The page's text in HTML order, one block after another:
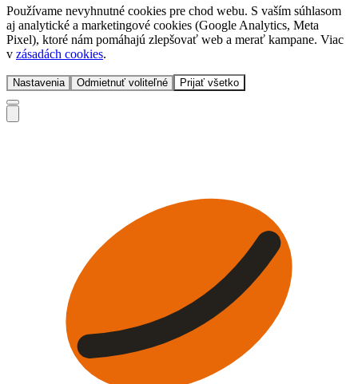
Používame nevyhnutné cookies pre chod webu. S vaším súhlasom
aj analytické a marketingové cookies (Google Analytics, Meta
Pixel), ktoré nám pomáhajú zlepšovať web a merať kampane. Viac
v zásadách cookies.
Nastavenia Odmietnuť voliteľné Prijať všetko